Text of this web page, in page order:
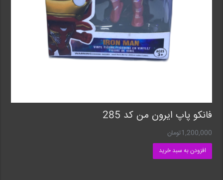
فانکو پاپ ایرون من کد 285
1,200,000تومان
افزودن به سبد خرید